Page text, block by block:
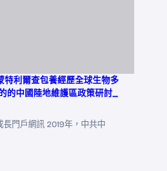
特利爾查包養經歷全球生物多
的中國陸地維護區政策研討_
長門戶網訊 2019年，中共中